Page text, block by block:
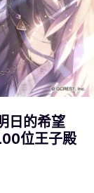
日的希望
位王子殿